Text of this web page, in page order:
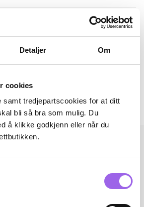
Detaljer Om
cookies
samt tredjepartscookies for at ditt
bli så bra som mulig. Du
å klikke godkjenn eller når du
kjøpt..